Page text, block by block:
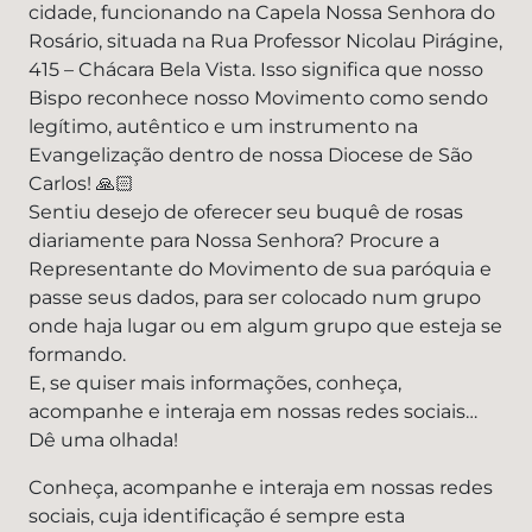
cidade, funcionando na Capela Nossa Senhora do
Rosário, situada na Rua Professor Nicolau Pirágine,
415 – Chácara Bela Vista. Isso significa que nosso
Bispo reconhece nosso Movimento como sendo
legítimo, autêntico e um instrumento na
Evangelização dentro de nossa Diocese de São
Carlos! 🙏🏻
Sentiu desejo de oferecer seu buquê de rosas
diariamente para Nossa Senhora? Procure a
Representante do Movimento de sua paróquia e
passe seus dados, para ser colocado num grupo
onde haja lugar ou em algum grupo que esteja se
formando.
E, se quiser mais informações, conheça,
acompanhe e interaja em nossas redes sociais…
Dê uma olhada!
Conheça, acompanhe e interaja em nossas redes
sociais, cuja identificação é sempre esta